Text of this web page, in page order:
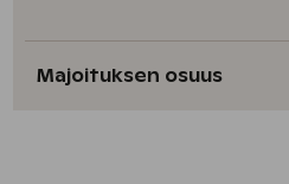
Majoituksen osuus